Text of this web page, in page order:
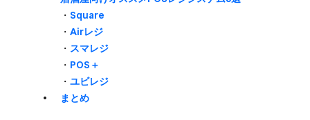
・ Square
・ Airレジ
・ スマレジ
・ POS＋
・ ユビレジ
まとめ